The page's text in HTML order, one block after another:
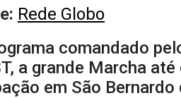
Rede Globo
comandado
a grande Marcha
em São Bernardo